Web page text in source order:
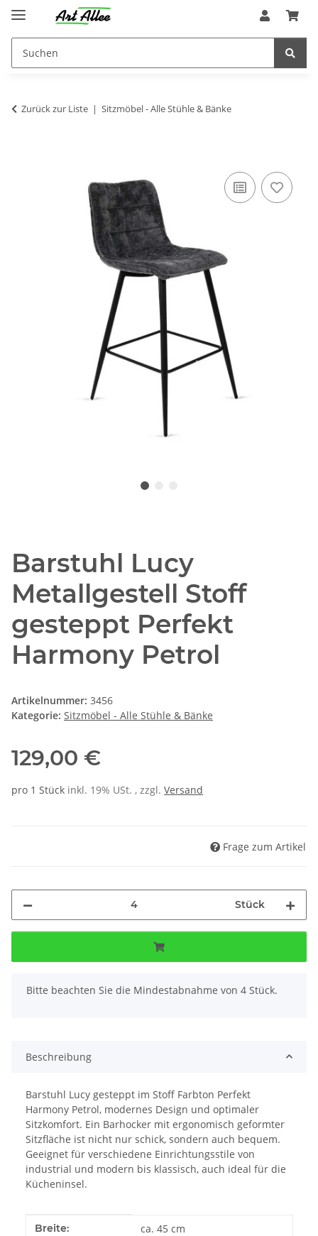
Zurück zur Liste Sitzmöbel - Alle Stühle & Bänke
Barstuhl Lucy
Metallgestell Stoff
gesteppt Perfekt
Harmony Petrol
Artikelnummer: 3456
Kategorie: Sitzmöbel - Alle Stühle & Bänke
129,00 €
pro 1 Stück inkl. 19% USt. , zzgl. Versand
Frage zum Artikel
Stück
x
Bitte beachten Sie die Mindestabnahme von 4 Stück.
Beschreibung
Barstuhl Lucy gesteppt im Stoff Farbton Perfekt
Harmony Petrol, modernes Design und optimaler
Sitzkomfort. Ein Barhocker mit ergonomisch geformter
Sitzfläche ist nicht nur schick, sondern auch bequem.
Geeignet für verschiedene Einrichtungsstile von
industrial und modern bis klassisch, auch ideal für die
Kücheninsel.
Produkteigenschaft
Wert
Breite: ca. 45 cm